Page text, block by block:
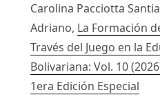
Carolina Pacciotta
Adriano, La Formación
Través del Juego en la
Bolivariana: Vol. 10
1era Edición Especial